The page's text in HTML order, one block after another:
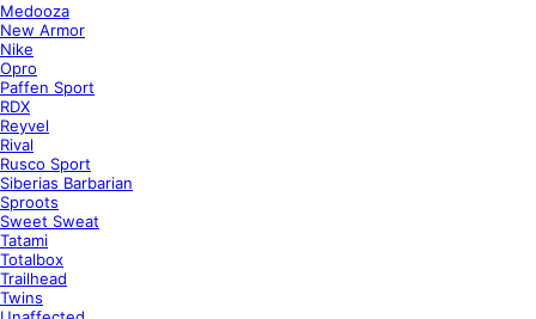
Medooza
New Armor
Nike
Opro
Paffen Sport
RDX
Reyvel
Rival
Rusco Sport
Siberias Barbarian
Sproots
Sweet Sweat
Tatami
Totalbox
Trailhead
Twins